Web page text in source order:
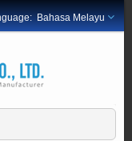
Bahasa Melayu